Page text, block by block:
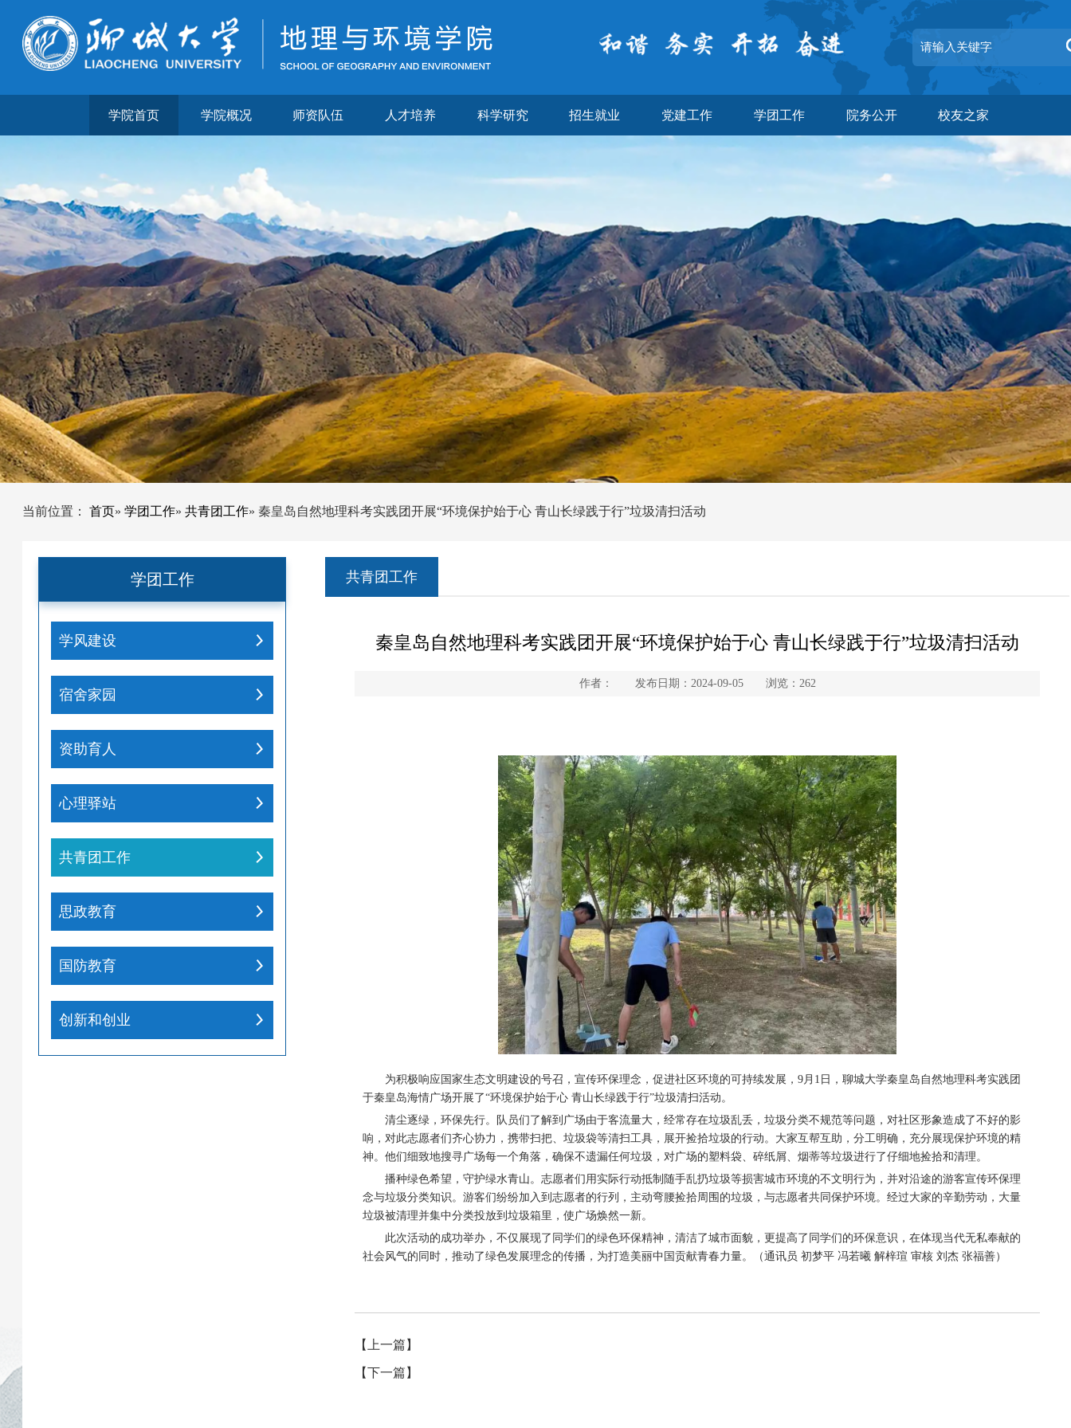
学院首页 学院概况 师资队伍 人才培养 科学研究 招生就业 党建工作 学团工作 院务公开 校友之家
当前位置： 首页» 学团工作» 共青团工作» 秦皇岛自然地理科考实践团开展“环境保护始于心 青山长绿践于行”垃圾清扫活动
学团工作
学风建设
宿舍家园
资助育人
心理驿站
共青团工作
思政教育
国防教育
创新和创业
共青团工作
秦皇岛自然地理科考实践团开展“环境保护始于心 青山长绿践于行”垃圾清扫活动
作者： 发布日期：2024-09-05 浏览： 262
为积极响应国家生态文明建设的号召，宣传环保理念，促进社区环境的可持续发展，9月1日，聊城大学秦皇岛自然地理科考实践团
于秦皇岛海情广场开展了“环境保护始于心 青山长绿践于行”垃圾清扫活动。
清尘逐绿，环保先行。队员们了解到广场由于客流量大，经常存在垃圾乱丢，垃圾分类不规范等问题，对社区形象造成了不好的影
响，对此志愿者们齐心协力，携带扫把、垃圾袋等清扫工具，展开捡拾垃圾的行动。大家互帮互助，分工明确，充分展现保护环境的精
神。他们细致地搜寻广场每一个角落，确保不遗漏任何垃圾，对广场的塑料袋、碎纸屑、烟蒂等垃圾进行了仔细地捡拾和清理。
播种绿色希望，守护绿水青山。志愿者们用实际行动抵制随手乱扔垃圾等损害城市环境的不文明行为，并对沿途的游客宣传环保理
念与垃圾分类知识。游客们纷纷加入到志愿者的行列，主动弯腰捡拾周围的垃圾，与志愿者共同保护环境。经过大家的辛勤劳动，大量
垃圾被清理并集中分类投放到垃圾箱里，使广场焕然一新。
此次活动的成功举办，不仅展现了同学们的绿色环保精神，清洁了城市面貌，更提高了同学们的环保意识，在体现当代无私奉献的
社会风气的同时，推动了绿色发展理念的传播，为打造美丽中国贡献青春力量。（通讯员 初梦平 冯若曦 解梓瑄 审核 刘杰 张福善）
【上一篇】
【下一篇】